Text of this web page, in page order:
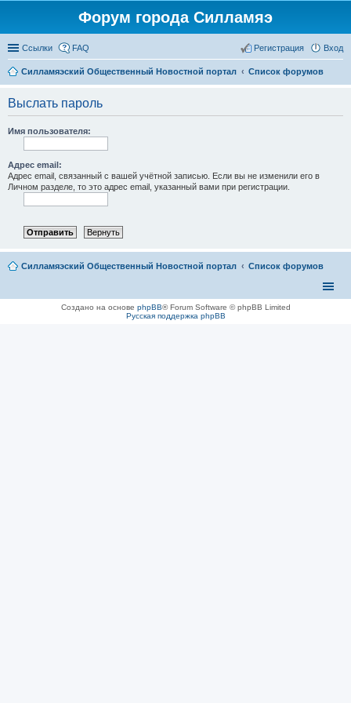
Форум города Силламяэ
Ссылки FAQ Вход
Регистрация
Силламяэский Общественный Новостной портал Список форумов
Выслать пароль
Имя пользователя:
Адрес email:
Адрес email, связанный с вашей учётной записью. Если вы не изменили его в
Личном разделе, то это адрес email, указанный вами при регистрации.
Силламяэский Общественный Новостной портал Список форумов
Создано на основе phpBB® Forum Software © phpBB Limited
Русская поддержка phpBB